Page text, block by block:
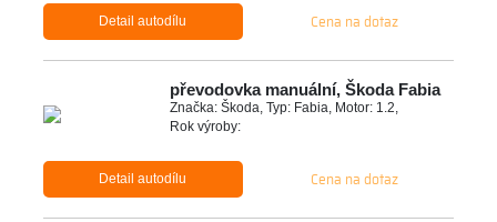
Detail autodílu Cena na dotaz
převodovka manuální, Škoda Fabia
Značka: Škoda, Typ: Fabia, Motor: 1.2,
Rok výroby:
Detail autodílu Cena na dotaz